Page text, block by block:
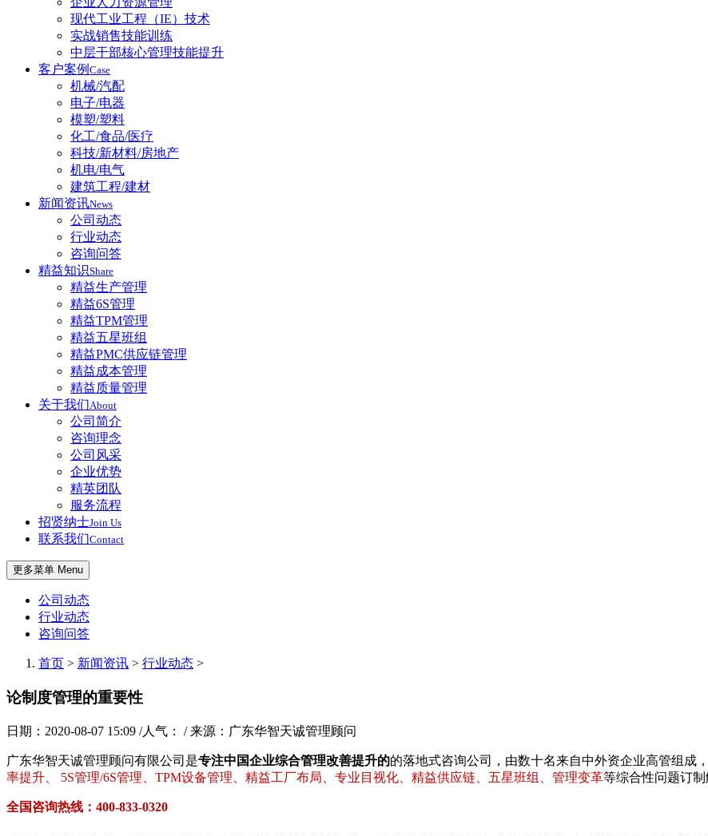
现代工业工程（IE）技术
实战销售技能训练
中层干部核心管理技能提升
客户案例 Case
机械/汽配
电子/电器
模塑/塑料
化工/食品/医疗
科技/新材料/房地产
机电/电气
建筑工程/建材
新闻资讯News
公司动态
行业动态
咨询问答
精益知识Share
精益生产管理
精益6S管理
精益TPM管理
精益五星班组
精益PMC供应链管理
精益成本管理
精益质量管理
关于我们About
公司简介
咨询理念
公司风采
企业优势
精英团队
服务流程
招贤纳士Join Us
联系我们Contact
更多菜单 Menu
公司动态
行业动态
咨询问答
首页 > 新闻资讯 > 行业动态 >
论制度管理的重要性
日期：2020-08-07 15:09 /人气： / 来源：广东华智天诚管理顾问
广东华智天诚管理顾问有限公司是专注中国企业综合管理改善提升的的落地式咨询公司，由数十名来自中外资企业高管组成
率提升、 5S管理/6S管理、TPM设备管理、精益工厂布局、专业目视化、精益供应链、五星班组、管理变革等综合性问题订制
全国咨询热线：400-833-0320